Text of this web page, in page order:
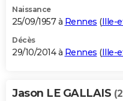
Naissance
25/09/1957 à Rennes (Ille-
Décès
29/10/2014 à Rennes (Ille-
Jason LE GALLAIS